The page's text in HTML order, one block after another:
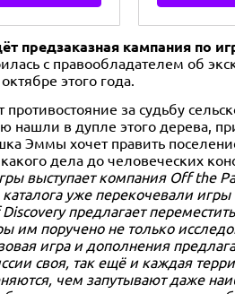
90+
14+
Kami:
предзаказная кампания по
с правообладателем об
этого года.
противостояние за судьбу
нашли в дупле этого дерева,
Эммы хочет править
дела до человеческих
выступает компания Off the
уже перекочевали
Discovery предлагает
им поручено не только
игра и дополнения
своя, так ещё и каждая
чем запутывают даже